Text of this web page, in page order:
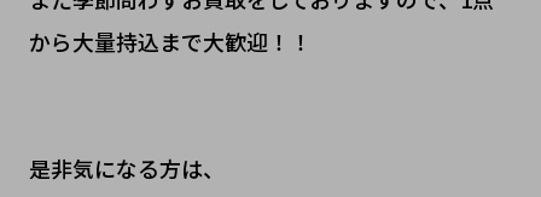
から大量持込まで大歓迎！！
是非気になる方は、